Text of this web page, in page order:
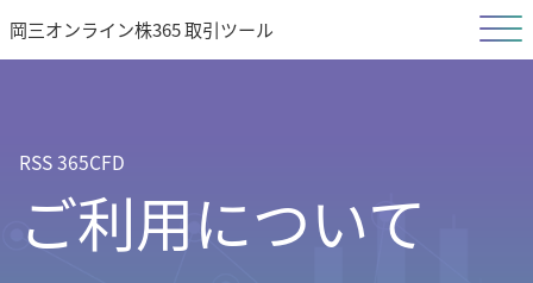
岡三オンライン株365 取引ツール
RSS 365CFD
ご利用について